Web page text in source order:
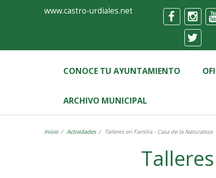
FormularioAyuntamiento
Castro-
Urdiales
www.castro-urdiales.net
CONOCE TU AYUNTAMIENTO
ARCHIVO MUNICIPAL
Inicio Actividades Talleres en Familia - Casa de la Naturaleza